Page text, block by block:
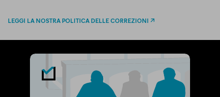
LEGGI LA NOSTRA POLITICA DELLE CORREZIONI